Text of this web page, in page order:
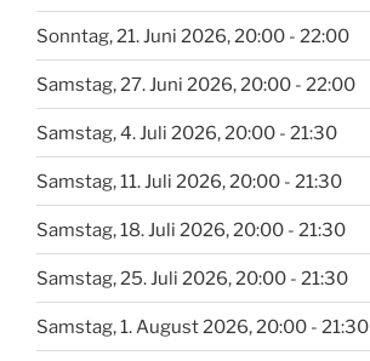
Sonntag, 21. Juni 2026, 20:00 - 22:00
Samstag, 27. Juni 2026, 20:00 - 22:00
Samstag, 4. Juli 2026, 20:00 - 21:30
Samstag, 11. Juli 2026, 20:00 - 21:30
Samstag, 18. Juli 2026, 20:00 - 21:30
Samstag, 25. Juli 2026, 20:00 - 21:30
Samstag, 1. August 2026, 20:00 - 21:30